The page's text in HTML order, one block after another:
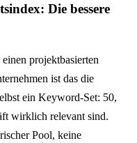
Die bessere
projektbasierten
ist das die
ein Keyword-Set: 50,
wirklich relevant sind.
Pool, keine